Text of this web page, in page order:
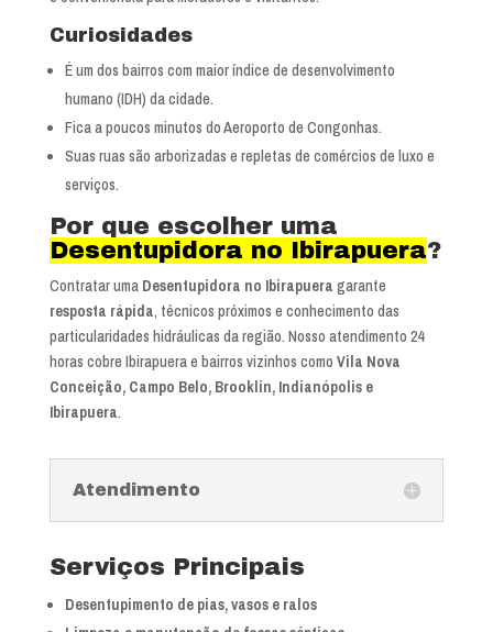
Curiosidades
É um dos bairros com maior índice de desenvolvimento
humano (IDH) da cidade.
Fica a poucos minutos do Aeroporto de Congonhas.
Suas ruas são arborizadas e repletas de comércios de luxo e
serviços.
Por que escolher uma
Desentupidora no Ibirapuera?
Contratar uma Desentupidora no Ibirapuera garante
resposta rápida, técnicos próximos e conhecimento das
particularidades hidráulicas da região. Nosso atendimento 24
horas cobre Ibirapuera e bairros vizinhos como Vila Nova
Conceição, Campo Belo, Brooklin, Indianópolis e
Ibirapuera.
Atendimento
Serviços Principais
Desentupimento de pias, vasos e ralos